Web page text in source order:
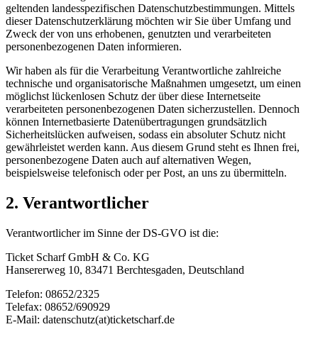
geltenden landesspezifischen Datenschutzbestimmungen. Mittels
dieser Datenschutzerklärung möchten wir Sie über Umfang und
Zweck der von uns erhobenen, genutzten und verarbeiteten
personenbezogenen Daten informieren.
Wir haben als für die Verarbeitung Verantwortliche zahlreiche
technische und organisatorische Maßnahmen umgesetzt, um einen
möglichst lückenlosen Schutz der über diese Internetseite
verarbeiteten personenbezogenen Daten sicherzustellen. Dennoch
können Internetbasierte Datenübertragungen grundsätzlich
Sicherheitslücken aufweisen, sodass ein absoluter Schutz nicht
gewährleistet werden kann. Aus diesem Grund steht es Ihnen frei,
personenbezogene Daten auch auf alternativen Wegen,
beispielsweise telefonisch oder per Post, an uns zu übermitteln.
2. Verantwortlicher
Verantwortlicher im Sinne der DS-GVO ist die:
Ticket Scharf GmbH & Co. KG
Hansererweg 10, 83471 Berchtesgaden, Deutschland
Telefon: 08652/2325
Telefax: 08652/690929
E-Mail: datenschutz(at)ticketscharf.de